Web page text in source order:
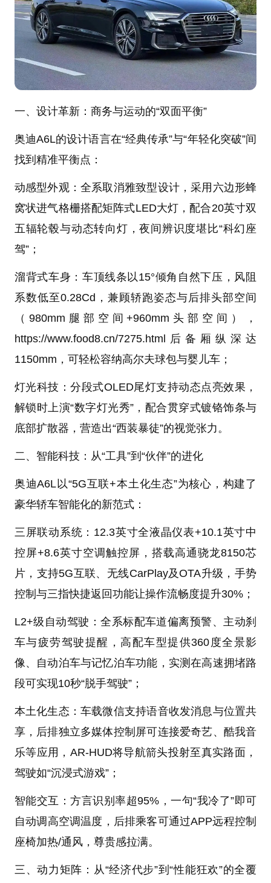
一、设计革新：商务与运动的“双面平衡”
奥迪A6L的设计语言在“经典传承”与“年轻化突破”间
找到精准平衡点：
动感型外观：全系取消雅致型设计，采用六边形蜂
窝状进气格栅搭配矩阵式LED大灯，配合20英寸双
五辐轮毂与动态转向灯，夜间辨识度堪比“科幻座
驾”；
溜背式车身：车顶线条以15°倾角自然下压，风阻
系数低至0.28Cd，兼顾轿跑姿态与后排头部空间
（980mm腿部空间+960mm头部空间），
https://www.food8.cn/7275.html后备厢纵深达
1150mm，可轻松容纳高尔夫球包与婴儿车；
灯光科技：分段式OLED尾灯支持动态点亮效果，
解锁时上演“数字灯光秀”，配合贯穿式镀铬饰条与
底部扩散器，营造出“西装暴徒”的视觉张力。
二、智能科技：从“工具”到“伙伴”的进化
奥迪A6L以“5G互联+本土化生态”为核心，构建了
豪华轿车智能化的新范式：
三屏联动系统：12.3英寸全液晶仪表+10.1英寸中
控屏+8.6英寸空调触控屏，搭载高通骁龙8150芯
片，支持5G互联、无线CarPlay及OTA升级，手势
控制与三指快捷返回功能让操作流畅度提升30%；
L2+级自动驾驶：全系标配车道偏离预警、主动刹
车与疲劳驾驶提醒，高配车型提供360度全景影
像、自动泊车与记忆泊车功能，实测在高速拥堵路
段可实现10秒“脱手驾驶”；
本土化生态：车载微信支持语音收发消息与位置共
享，后排独立多媒体控制屏可连接爱奇艺、酷我音
乐等应用，AR-HUD将导航箭头投射至真实路面，
驾驶如“沉浸式游戏”；
智能交互：方言识别率超95%，一句“我冷了”即可
自动调高空调温度，后排乘客可通过APP远程控制
座椅加热/通风，尊贵感拉满。
三、动力矩阵：从“经济代步”到“性能狂欢”的全覆